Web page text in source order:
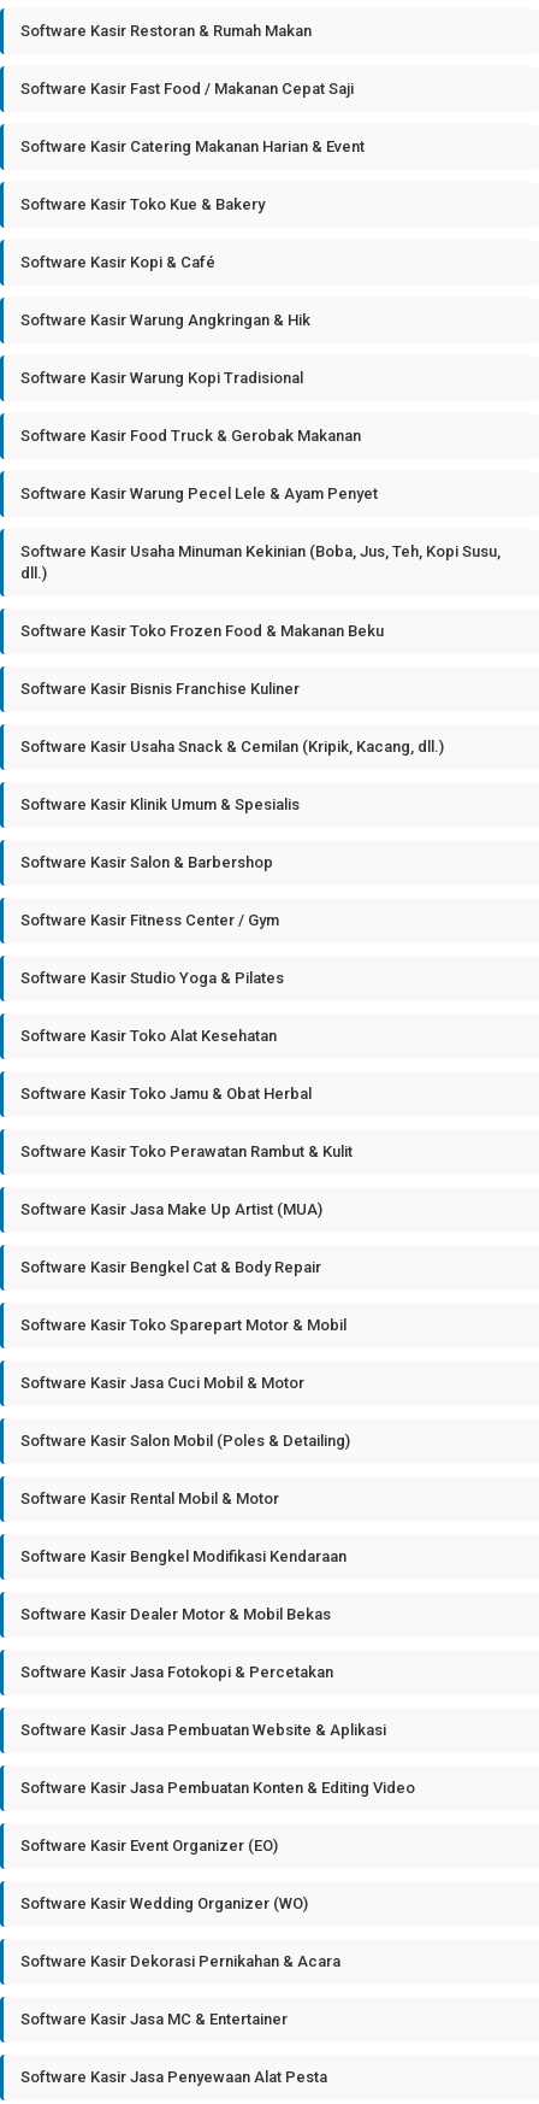
Software Kasir Restoran & Rumah Makan
Software Kasir Fast Food / Makanan Cepat Saji
Software Kasir Catering Makanan Harian & Event
Software Kasir Toko Kue & Bakery
Software Kasir Kopi & Café
Software Kasir Warung Angkringan & Hik
Software Kasir Warung Kopi Tradisional
Software Kasir Food Truck & Gerobak Makanan
Software Kasir Warung Pecel Lele & Ayam Penyet
Software Kasir Usaha Minuman Kekinian (Boba, Jus, Teh, Kopi Susu,
dll.)
Software Kasir Toko Frozen Food & Makanan Beku
Software Kasir Bisnis Franchise Kuliner
Software Kasir Usaha Snack & Cemilan (Kripik, Kacang, dll.)
Software Kasir Klinik Umum & Spesialis
Software Kasir Salon & Barbershop
Software Kasir Fitness Center / Gym
Software Kasir Studio Yoga & Pilates
Software Kasir Toko Alat Kesehatan
Software Kasir Toko Jamu & Obat Herbal
Software Kasir Toko Perawatan Rambut & Kulit
Software Kasir Jasa Make Up Artist (MUA)
Software Kasir Bengkel Cat & Body Repair
Software Kasir Toko Sparepart Motor & Mobil
Software Kasir Jasa Cuci Mobil & Motor
Software Kasir Salon Mobil (Poles & Detailing)
Software Kasir Rental Mobil & Motor
Software Kasir Bengkel Modifikasi Kendaraan
Software Kasir Dealer Motor & Mobil Bekas
Software Kasir Jasa Fotokopi & Percetakan
Software Kasir Jasa Pembuatan Website & Aplikasi
Software Kasir Jasa Pembuatan Konten & Editing Video
Software Kasir Event Organizer (EO)
Software Kasir Wedding Organizer (WO)
Software Kasir Dekorasi Pernikahan & Acara
Software Kasir Jasa MC & Entertainer
Software Kasir Jasa Penyewaan Alat Pesta